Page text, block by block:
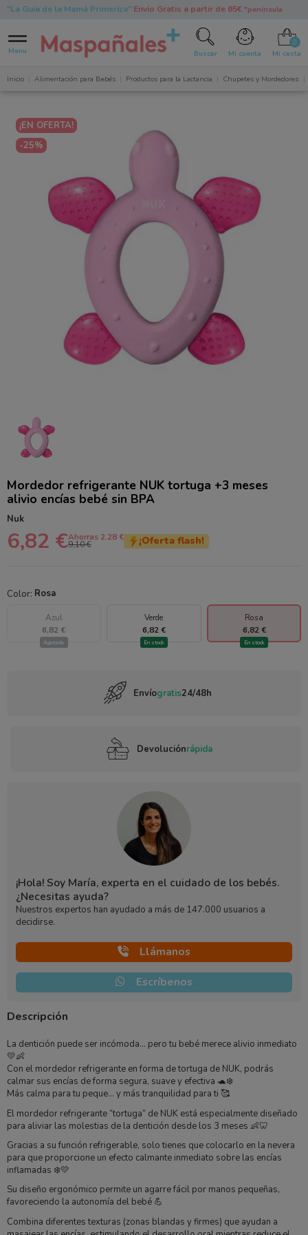
"La Guía de la Mamá Primeriza"Envío Gratis a partir de 65€ *península
Menu Buscar Mi cuenta Mi cesta
Inicio Alimentación para Bebés Productos para la Lactancia Chupetes y Mordedores
¡EN OFERTA!
-25%
Mordedor refrigerante NUK tortuga +3 meses
alivio encías bebé sin BPA
Nuk
6,82 €Ahorras 2.28 €
9,10 € ¡Oferta flash!
Color: Rosa
Azul
6,82 €
Agotado
Verde
6,82 €
En stock
Rosa
6,82 €
En stock
Envíogratis24/48h
Devoluciónrápida
¡Hola! Soy María, experta en el cuidado de los bebés.
¿Necesitas ayuda?
Nuestros expertos han ayudado a más de 147.000 usuarios a
decidirse.
Llámanos
Escríbenos
Descripción
La dentición puede ser incómoda… pero tu bebé merece alivio inmediato
💛👶
Con el mordedor refrigerante en forma de tortuga de NUK, podrás
calmar sus encías de forma segura, suave y efectiva 🐢❄️
Más calma para tu peque… y más tranquilidad para ti 🥰
El mordedor refrigerante “tortuga” de NUKestá especialmente diseñado
para aliviar las molestias de la dentición desde los 3 meses 👶🦷
Gracias a su función refrigerable, solo tienes que colocarlo en la nevera
para que proporcione un efecto calmante inmediato sobre las encías
inflamadas ❄️💛
Su diseño ergonómico permite un agarre fácil por manos pequeñas,
favoreciendo la autonomía del bebé 💪
Combina diferentes texturas (zonas blandas y firmes) que ayudan a